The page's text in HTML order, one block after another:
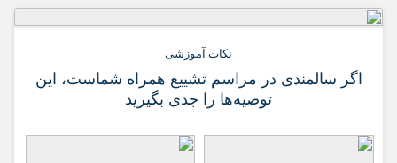
نکات آموزشی
اگر سالمندی در مراسم تشییع همراه شماست، این
توصیه‌ها را جدی بگیرید